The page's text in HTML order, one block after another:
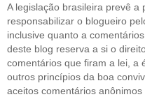
A legislação brasileira prevê a
responsabilizar o blogueiro
inclusive quanto a
deste blog reserva a si o
comentários que firam a lei, a
outros princípios da boa
aceitos comentários